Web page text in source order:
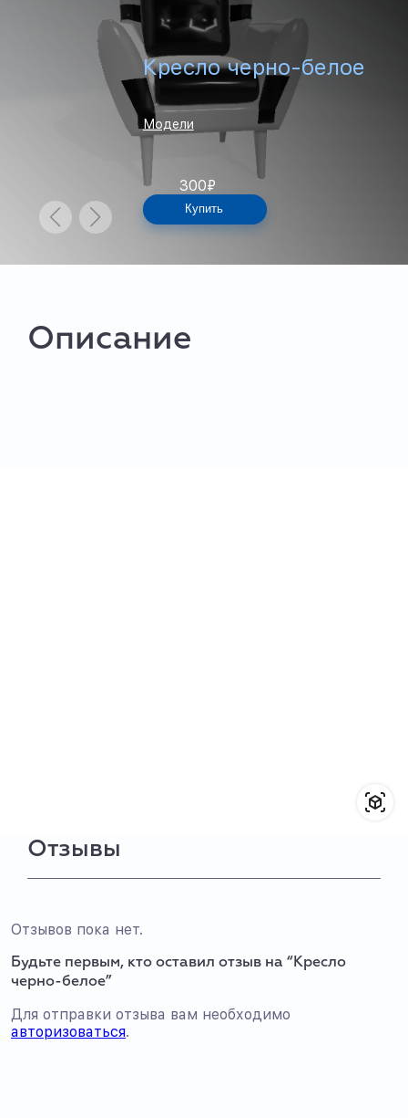
Кресло черно-белое
Модели
300₽
Купить
Описание
Отзывы
Отзывов пока нет.
Будьте первым, кто оставил отзыв на “Кресло
черно-белое”
Для отправки отзыва вам необходимо
авторизоваться.